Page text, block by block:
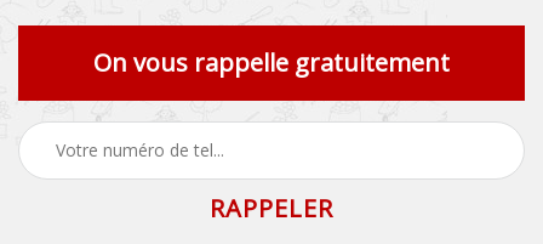
On vous rappelle gratuitement